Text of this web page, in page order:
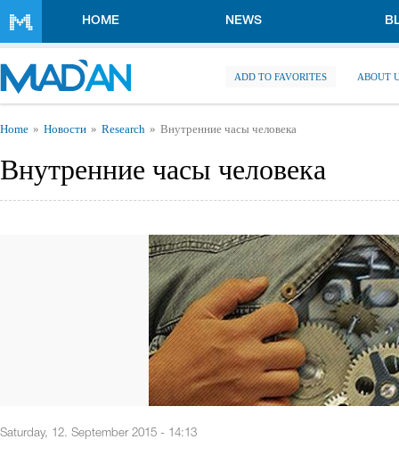
HOME NEWS
ADD TO FAVORITES ABOUT
You are here
Home Новости Research Внутренние часы человека
Внутренние часы человека
Saturday, 12. September 2015 - 14:13